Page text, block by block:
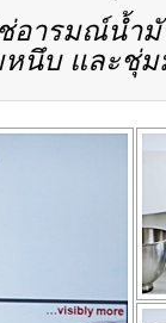
อารมณ์น้ำ
หนึบ และชุ่ม